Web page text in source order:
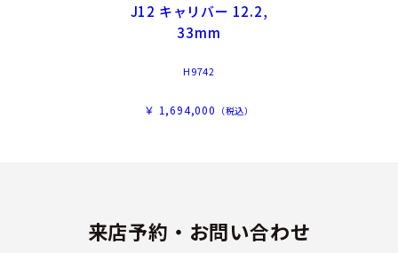
J12 キャリバー 12.2,
33mm
H9742
￥ 1,694,000 （税込）
来店予約・お問い合わせ